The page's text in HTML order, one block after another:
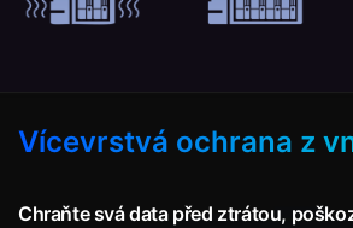
Vícevrstvá ochrana z
Chraňte svá data před ztrátou,